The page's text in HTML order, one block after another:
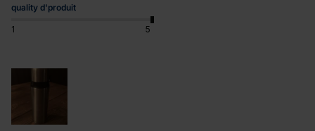
quality d'produit
1 5